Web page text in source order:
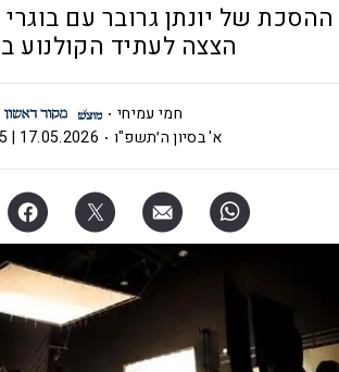
ההסכת של יונתן גרובר עם
הצצה לעתיד הקולנוע
חמי עמיחי
א' בסיון ה׳תשפ"ו
17.05.2026 | 19:45